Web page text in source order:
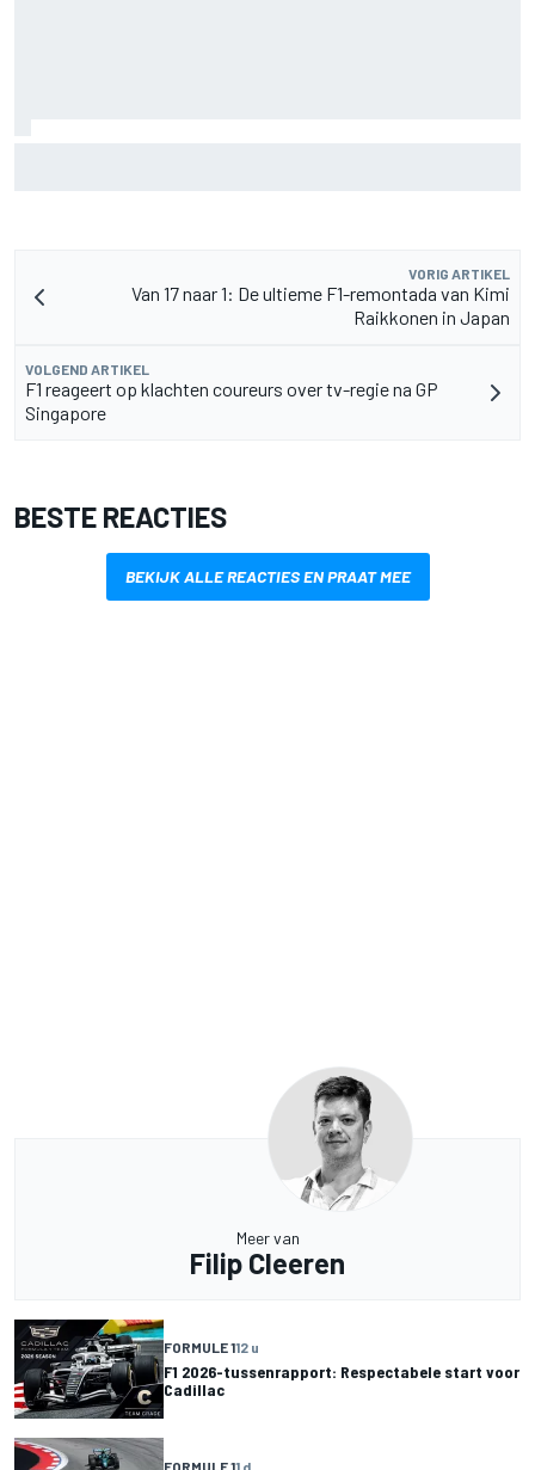
VORIG ARTIKEL
Van 17 naar 1: De ultieme F1-remontada van Kimi
Raikkonen in Japan
VOLGEND ARTIKEL
F1 reageert op klachten coureurs over tv-regie na GP
Singapore
BESTE REACTIES
BEKIJK ALLE REACTIES EN PRAAT MEE
Meer van
Filip Cleeren
FORMULE 112 u
F1 2026-tussenrapport: Respectabele start voor
Cadillac
FORMULE 11 d